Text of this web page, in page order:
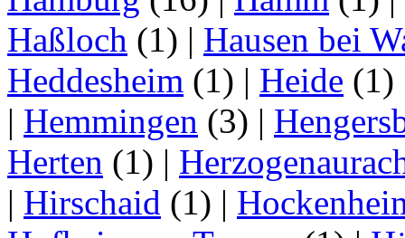
Haßloch (1) | Hausen bei
Heddesheim (1) | Heide (1)
| Hemmingen (3) |
Herten (1) |
| Hirschaid (1) |